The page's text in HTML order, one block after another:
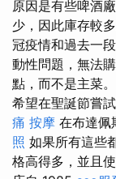
原因是有些啤酒
少，因此庫存較多
冠疫情和過去一
動性問題，無法
點，而不是主菜。
希望在聖誕節嘗
痛 按摩 在布達佩
照 如果所有這些
格高得多，並且